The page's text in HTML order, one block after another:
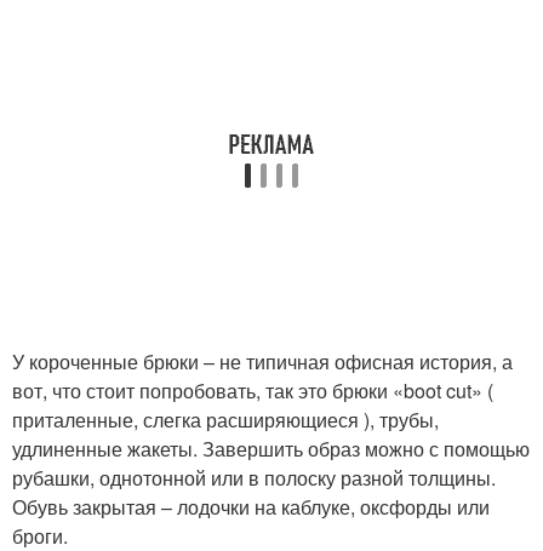
У короченные брюки – не типичная офисная история, а
вот, что стоит попробовать, так это брюки «boot cut» (
приталенные, слегка расширяющиеся ), трубы,
удлиненные жакеты. Завершить образ можно с помощью
рубашки, однотонной или в полоску разной толщины.
Обувь закрытая – лодочки на каблуке, оксфорды или
броги.